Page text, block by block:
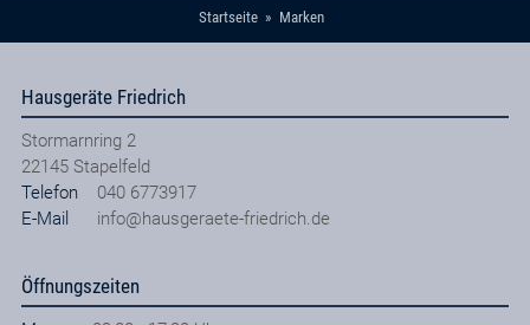
Startseite Marken
Hausgeräte Friedrich
Stormarnring 2
22145 Stapelfeld
Telefon
040 6773917
E-Mail
info@hausgeraete-friedrich.de
Öffnungszeiten